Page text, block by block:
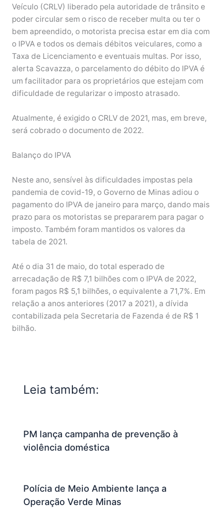
Veículo (CRLV) liberado pela autoridade de trânsito e
poder circular sem o risco de receber multa ou ter o
bem apreendido, o motorista precisa estar em dia com
o IPVA e todos os demais débitos veiculares, como a
Taxa de Licenciamento e eventuais multas. Por isso,
alerta Scavazza, o parcelamento do débito do IPVA é
um facilitador para os proprietários que estejam com
dificuldade de regularizar o imposto atrasado.
Atualmente, é exigido o CRLV de 2021, mas, em breve,
será cobrado o documento de 2022.
Balanço do IPVA
Neste ano, sensível às dificuldades impostas pela
pandemia de covid-19, o Governo de Minas adiou o
pagamento do IPVA de janeiro para março, dando mais
prazo para os motoristas se prepararem para pagar o
imposto. Também foram mantidos os valores da
tabela de 2021.
Até o dia 31 de maio, do total esperado de
arrecadação de R$ 7,1 bilhões com o IPVA de 2022,
foram pagos R$ 5,1 bilhões, o equivalente a 71,7%. Em
relação a anos anteriores (2017 a 2021), a dívida
contabilizada pela Secretaria de Fazenda é de R$ 1
bilhão.
Leia também:
PM lança campanha de prevenção à
violência doméstica
Polícia de Meio Ambiente lança a
Operação Verde Minas